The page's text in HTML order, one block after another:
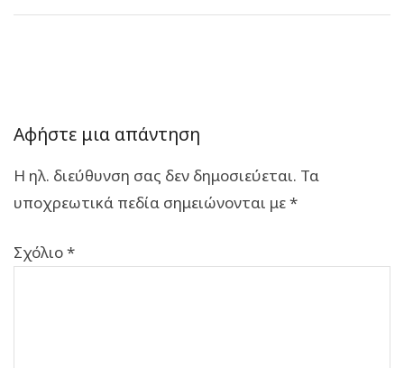
Αφήστε μια απάντηση
Η ηλ. διεύθυνση σας δεν δημοσιεύεται. Τα
υποχρεωτικά πεδία σημειώνονται με*
Σχόλιο*